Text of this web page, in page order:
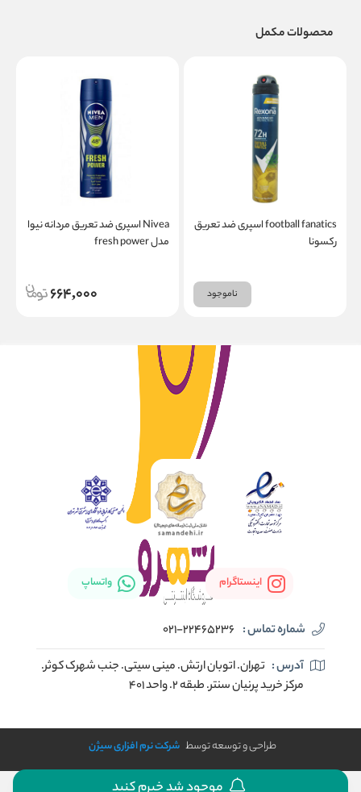
محصولات مکمل
football fanatics اسپری ضد تعریق
رکسونا
ناموجود
Nivea اسپری ضد تعریق مردانه نیوا
مدل fresh power
664,000
اینستاگرام واتساپ
شماره تماس : 021-22465236
آدرس : تهران. اتوبان ارتش. مینی سیتی. جنب شهرک کوثر.
مرکز خرید پرنیان سنتر. طبقه ۲. واحد ۴۰۱
طراحی و توسعه توسط شرکت نرم افزاری سیژن